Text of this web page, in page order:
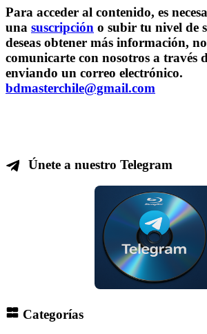
Para acceder al contenido, es
una suscripción o subir tu nivel de
deseas obtener más información,
comunicarte con nosotros a través
enviando un correo electrónico.
bdmasterchile@gmail.com
Únete a nuestro Telegram
Categorías